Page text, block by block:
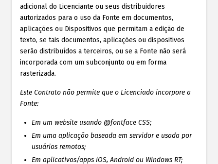
adicional do Licenciante ou seus distribuidores
autorizados para o uso da Fonte em documentos,
aplicações ou Dispositivos que permitam a edição de
texto, se tais documentos, aplicações ou dispositivos
serão distribuídos a terceiros, ou se a Fonte não será
incorporada com um subconjunto ou em forma
rasterizada.
Este Contrato não permite que o Licenciado incorpore a
Fonte:
Em um website usando @fontface CSS;
Em uma aplicação baseada em servidor e usada por
usuários remotos;
Em aplicativos/apps iOS, Android ou Windows RT;